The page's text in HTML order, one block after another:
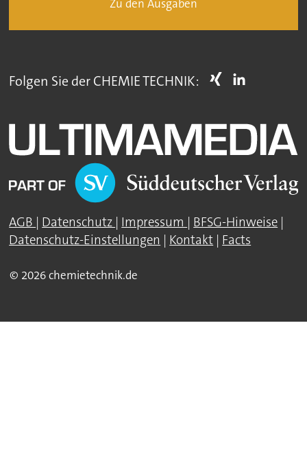
Zu den Ausgaben
Folgen Sie der CHEMIE TECHNIK:
AGB | Datenschutz | Impressum | BFSG-Hinweise |
Datenschutz-Einstellungen | Kontakt | Facts
© 2026 chemietechnik.de